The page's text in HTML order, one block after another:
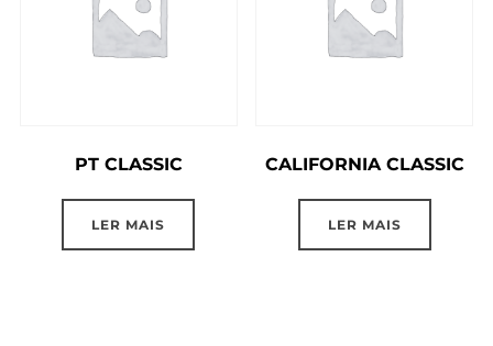
PT CLASSIC
LER MAIS
CALIFORNIA CLASSIC
LER MAIS